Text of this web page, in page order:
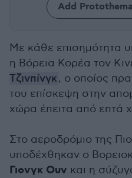
Add
Με κάθε επισημότητα
η Βόρεια Κορέα τον
Τζινπίνγκ, ο οποίος
του επίσκεψη στην
χώρα έπειτα από επτά
Στο αεροδρόμιο της
υποδέχθηκαν ο
Γιονγκ Ουν και η